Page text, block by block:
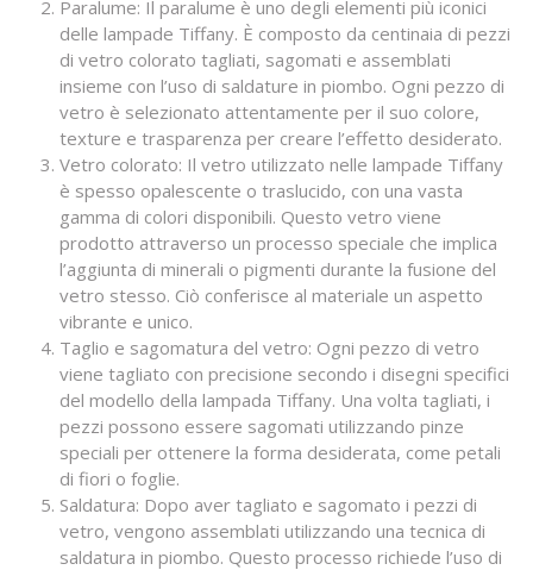
Paralume: Il paralume è uno degli elementi più iconici
delle lampade Tiffany. È composto da centinaia di pezzi
di vetro colorato tagliati, sagomati e assemblati
insieme con l’uso di saldature in piombo. Ogni pezzo di
vetro è selezionato attentamente per il suo colore,
texture e trasparenza per creare l’effetto desiderato.
Vetro colorato: Il vetro utilizzato nelle lampade Tiffany
è spesso opalescente o traslucido, con una vasta
gamma di colori disponibili. Questo vetro viene
prodotto attraverso un processo speciale che implica
l’aggiunta di minerali o pigmenti durante la fusione del
vetro stesso. Ciò conferisce al materiale un aspetto
vibrante e unico.
Taglio e sagomatura del vetro: Ogni pezzo di vetro
viene tagliato con precisione secondo i disegni specifici
del modello della lampada Tiffany. Una volta tagliati, i
pezzi possono essere sagomati utilizzando pinze
speciali per ottenere la forma desiderata, come petali
di fiori o foglie.
Saldatura: Dopo aver tagliato e sagomato i pezzi di
vetro, vengono assemblati utilizzando una tecnica di
saldatura in piombo. Questo processo richiede l’uso di